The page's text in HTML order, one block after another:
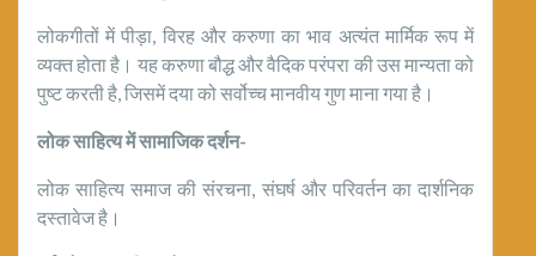
लोकगीतों में पीड़ा, विरह और करुणा का भाव अत्यंत मार्मिक रूप में
व्यक्त होता है। यह करुणा बौद्ध और वैदिक परंपरा की उस मान्यता को
पुष्ट करती है, जिसमें दया को सर्वोच्च मानवीय गुण माना गया है।
लोक साहित्य में सामाजिक दर्शन-
लोक साहित्य समाज की संरचना, संघर्ष और परिवर्तन का दार्शनिक
दस्तावेज है।